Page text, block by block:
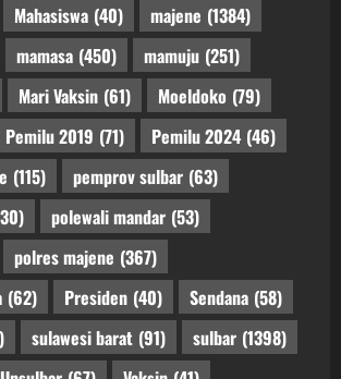
Mahasiswa (40) majene (1384)
mamasa (450) mamuju (251)
Mari Vaksin (61) Moeldoko (79)
Pemilu 2019 (71) Pemilu 2024 (46)
(115) pemprov sulbar (63)
polewali mandar (53)
polres majene (367)
(62) Presiden (40) Sendana (58)
sulawesi barat (91) sulbar (1398)